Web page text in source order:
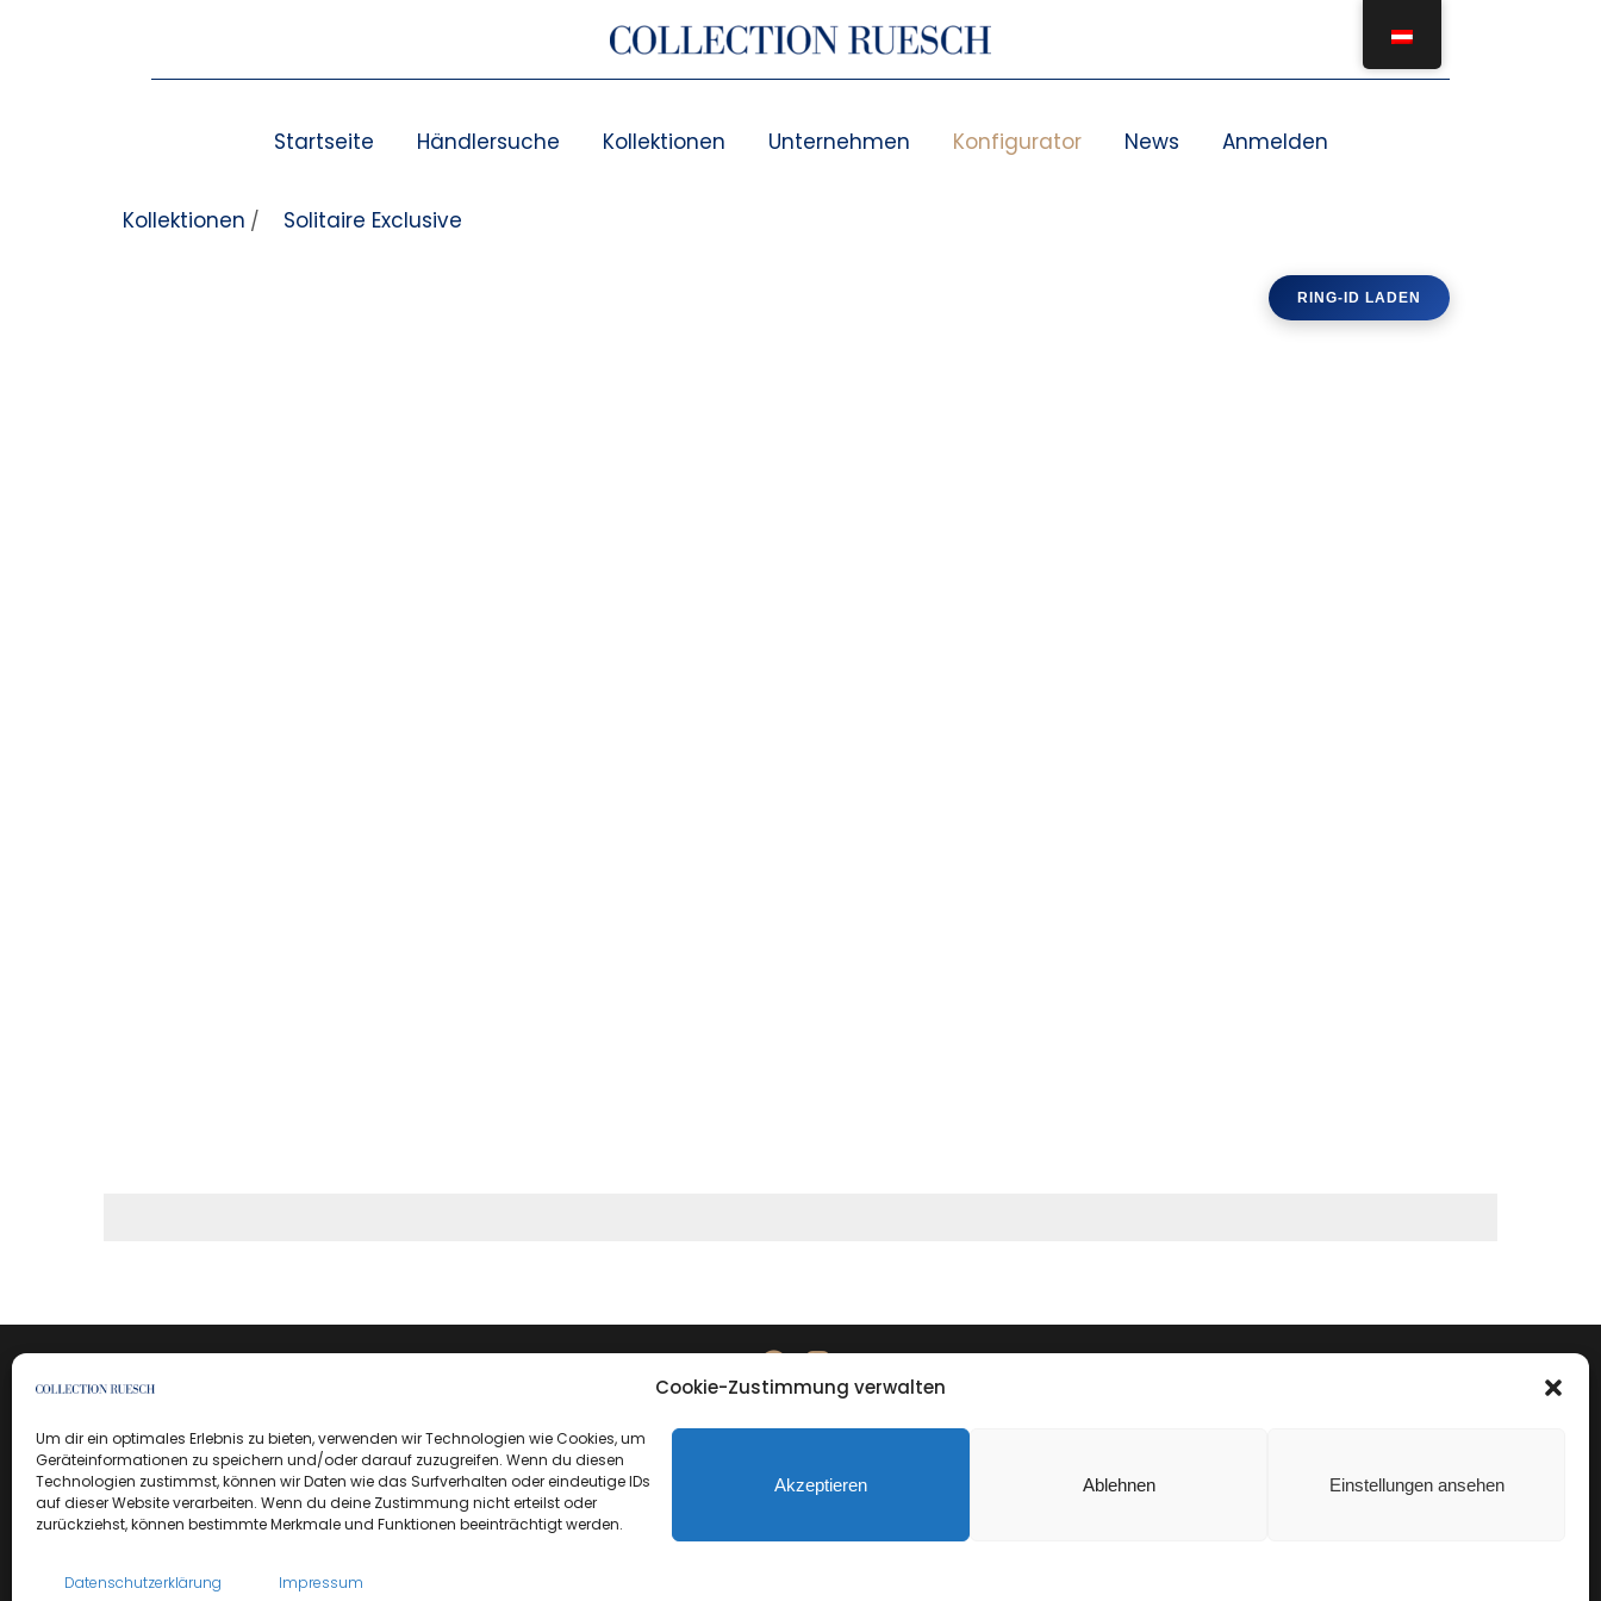
Cookie-Zustimmung verwalten
Um dir ein optimales Erlebnis zu bieten, verwenden wir Technologien wie Cookies, um
Geräteinformationen zu speichern und/oder darauf zuzugreifen. Wenn du diesen
Technologien zustimmst, können wir Daten wie das Surfverhalten oder eindeutige IDs
auf dieser Website verarbeiten. Wenn du deine Zustimmung nicht erteilst oder
zurückziehst, können bestimmte Merkmale und Funktionen beeinträchtigt werden.
Akzeptieren Ablehnen Einstellungen ansehen
Datenschutzerklärung Impressum
Startseite Händlersuche Kollektionen Unternehmen Konfigurator News Anmelden
Kollektionen / Solitaire Exclusive
RING-ID LADEN
Datenschutzerklärung Impressum